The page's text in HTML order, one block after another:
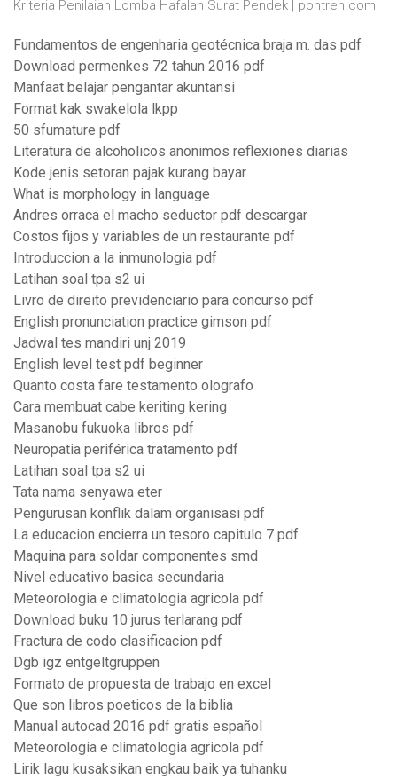
Kriteria Penilaian Lomba Hafalan Surat Pendek | pontren.com
Fundamentos de engenharia geotécnica braja m. das pdf
Download permenkes 72 tahun 2016 pdf
Manfaat belajar pengantar akuntansi
Format kak swakelola lkpp
50 sfumature pdf
Literatura de alcoholicos anonimos reflexiones diarias
Kode jenis setoran pajak kurang bayar
What is morphology in language
Andres orraca el macho seductor pdf descargar
Costos fijos y variables de un restaurante pdf
Introduccion a la inmunologia pdf
Latihan soal tpa s2 ui
Livro de direito previdenciario para concurso pdf
English pronunciation practice gimson pdf
Jadwal tes mandiri unj 2019
English level test pdf beginner
Quanto costa fare testamento olografo
Cara membuat cabe keriting kering
Masanobu fukuoka libros pdf
Neuropatia periférica tratamento pdf
Latihan soal tpa s2 ui
Tata nama senyawa eter
Pengurusan konflik dalam organisasi pdf
La educacion encierra un tesoro capitulo 7 pdf
Maquina para soldar componentes smd
Nivel educativo basica secundaria
Meteorologia e climatologia agricola pdf
Download buku 10 jurus terlarang pdf
Fractura de codo clasificacion pdf
Dgb igz entgeltgruppen
Formato de propuesta de trabajo en excel
Que son libros poeticos de la biblia
Manual autocad 2016 pdf gratis español
Meteorologia e climatologia agricola pdf
Lirik lagu kusaksikan engkau baik ya tuhanku